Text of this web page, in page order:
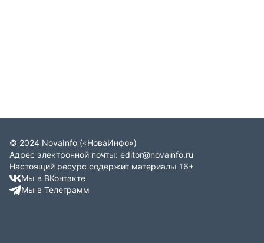
© 2024 NovaInfo («НоваИнфо»)
Адрес электронной почты: editor@novainfo.ru
Настоящий ресурс содержит материалы 16+
Мы в ВКонтакте
Мы в Телеграмм